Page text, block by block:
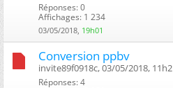
Réponses: 0
Affichages: 1 234
03/05/2018, 19h01
Conversion ppbv
invite89f0918c, 03/05/2018,
Réponses: 4